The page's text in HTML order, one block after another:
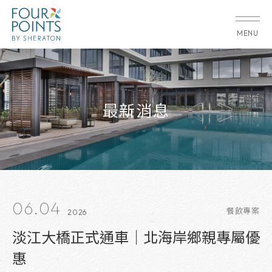
MENU
最新消息
06.04 2026 餐飲專案
淡江大橋正式通車｜北海岸鄉親專屬優
惠